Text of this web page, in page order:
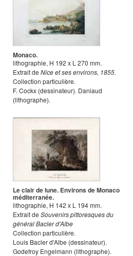
Monaco.
lithographie, H 192 x L270 mm.
Extrait de Nice et ses environs, 1855.
Collection particulière.
F. Cockx (dessinateur). Daniaud
(lithographe).
Le clair de lune. Environs de Monaco
méditerranée.
lithographie, H 142 x L 194mm.
Extrait de Souvenirs pittoresques du
général Bacler d'Albe
Collection particulière.
Louis Bacler d'Albe (dessinateur).
Godefroy Engelmann (lithographe).